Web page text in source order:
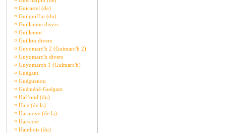
¤ Guicastel (de)
¤ Guilguiffin (du)
¤ Guillaume divers
¤ Guillemot
¤ Guillou divers
¤ Guyomarc'h 2 (Guimarc'h 2)
¤ Guyomarc'h divers
¤ Guyomarch 1 (Guimarc'h)
¤ Guégant
¤ Guéguenou
¤ Guéméné-Guégant
¤ Haffond (du)
¤ Haie (de la)
¤ Harmoye (de la)
¤ Harscoet
¤ Hautbois (du)